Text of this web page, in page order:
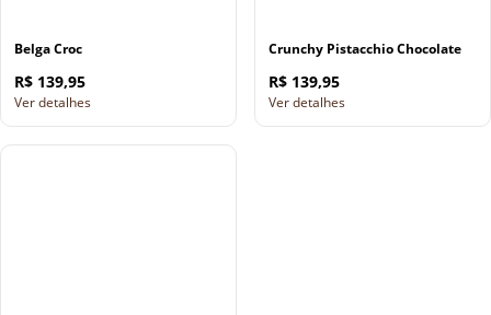
Belga Croc
R$ 139,95
Ver detalhes
Crunchy Pistacchio Chocolate
R$ 139,95
Ver detalhes